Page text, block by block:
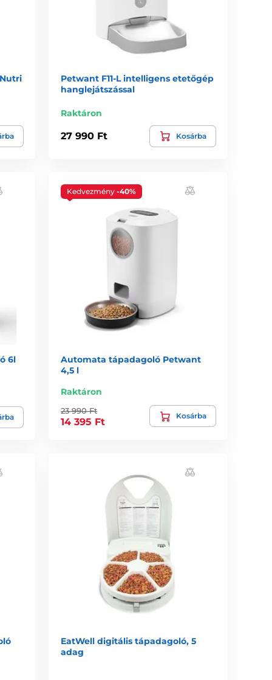
Petwant F11-L intelligens etetőgép
hanglejátszással
Raktáron
27 990 Ft Kosárba
6l
Kedvezmény-40%
Automata tápadagoló Petwant
4,5 l
Raktáron
23 990 Ft
14 395 Ft
Kosárba
EatWell digitális tápadagoló, 5
adag